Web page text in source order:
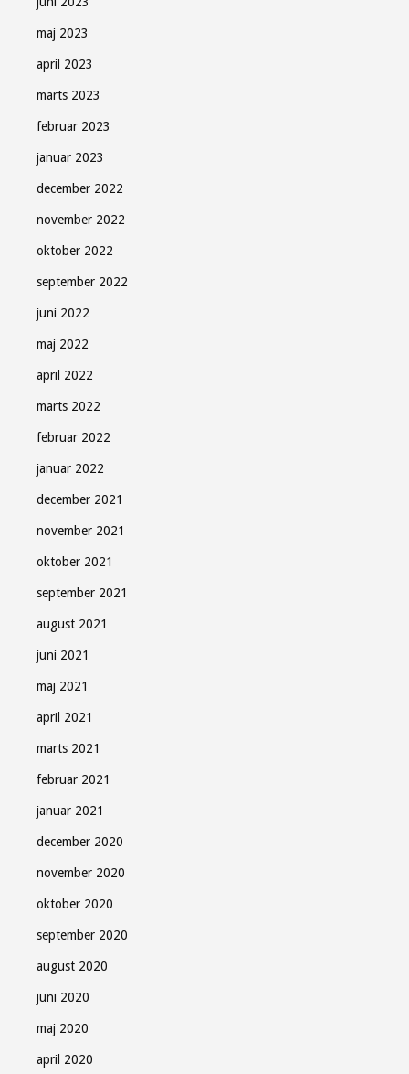
maj 2023
april 2023
marts 2023
februar 2023
januar 2023
december 2022
november 2022
oktober 2022
september 2022
juni 2022
maj 2022
april 2022
marts 2022
februar 2022
januar 2022
december 2021
november 2021
oktober 2021
september 2021
august 2021
juni 2021
maj 2021
april 2021
marts 2021
februar 2021
januar 2021
december 2020
november 2020
oktober 2020
september 2020
august 2020
juni 2020
maj 2020
april 2020